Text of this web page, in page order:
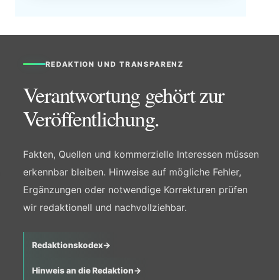
REDAKTION UND TRANSPARENZ
Verantwortung gehört zur
Veröffentlichung.
Fakten, Quellen und kommerzielle Interessen müssen
erkennbar bleiben. Hinweise auf mögliche Fehler,
Ergänzungen oder notwendige Korrekturen prüfen
wir redaktionell und nachvollziehbar.
Redaktionskodex→
Hinweis an die Redaktion→